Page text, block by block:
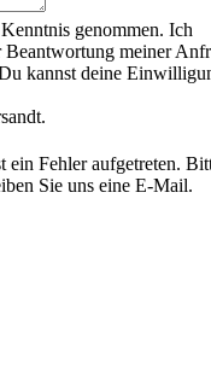
genommen. Ich
Beantwortung meiner
kannst deine
ein Fehler aufgetreten.
Sie uns eine E-Mail.